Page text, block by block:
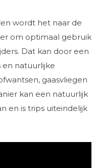
wordt het naar de
om optimaal gebruik
Dat kan door een
en natuurlijke
gaasvliegen
kan een natuurlijk
en is trips uiteindelijk